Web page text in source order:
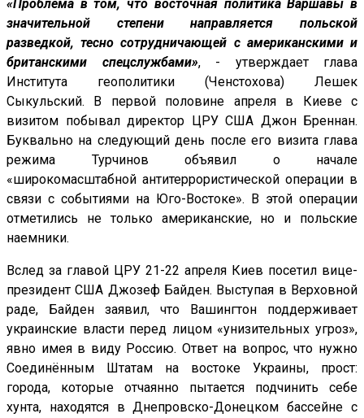
«Проблема в том, что восточная политика Варшавы в
значительной степени направляется польской
разведкой, тесно сотрудничающей с американскими и
британскими спецслужбами», - утверждает глава
Института геополитики (Ченстохова) Лешек
Сыкульский. В первой половине апреля в Киеве с
визитом побывал директор ЦРУ США Джон Бреннан.
Буквально на следующий день после его визита глава
режима Турчинов объявил о начале
«широкомасштабной антитеррористической операции в
связи с событиями на Юго-Востоке». В этой операции
отметились не только американские, но и польские
наемники.
Вслед за главой ЦРУ 21-22 апреля Киев посетил вице-
президент США Джозеф Байден. Выступая в Верховной
раде, Байден заявил, что Вашингтон поддерживает
украинские власти перед лицом «унизительных угроз»,
явно имея в виду Россию. Ответ на вопрос, что нужно
Соединённым Штатам на востоке Украины, прост:
города, которые отчаянно пытается подчинить себе
хунта, находятся в Днепровско-Донецком бассейне с